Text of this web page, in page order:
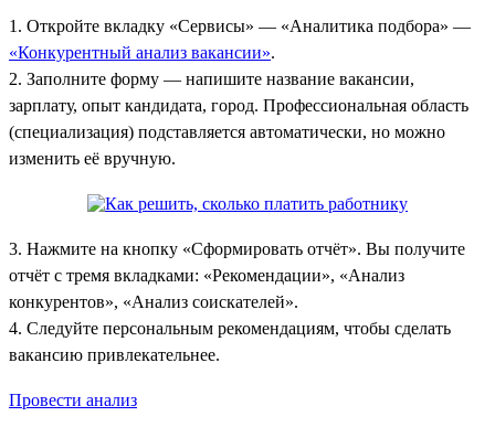
1. Откройте вкладку «Сервисы»‎ — «Аналитика подбора» —
«Конкурентный анализ вакансии».
2. Заполните форму — напишите название вакансии,
зарплату, опыт кандидата, город. Профессиональная область
(специализация) подставляется автоматически, но можно
изменить её вручную.
3. Нажмите на кнопку «Сформировать отчёт». Вы получите
отчёт с тремя вкладками: «Рекомендации», «Анализ
конкурентов», «Анализ соискателей».
4. Следуйте персональным рекомендациям, чтобы сделать
вакансию привлекательнее.
Провести анализ